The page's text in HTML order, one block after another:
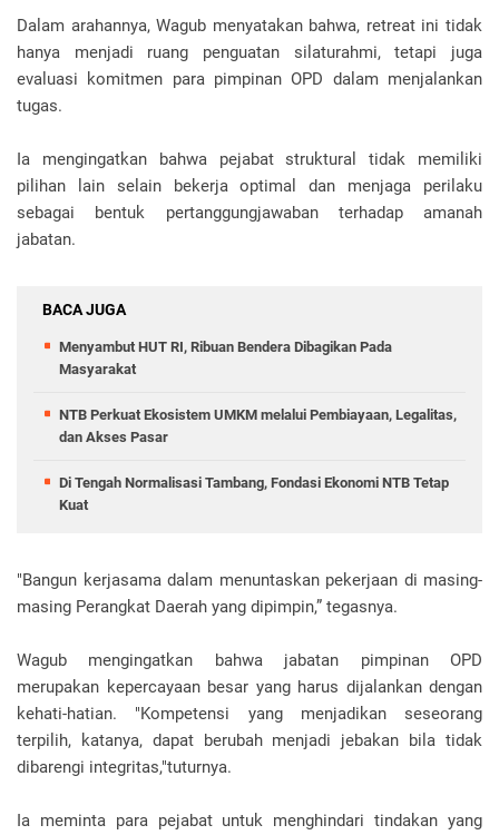
Dalam arahannya, Wagub menyatakan bahwa, retreat ini tidak
hanya menjadi ruang penguatan silaturahmi, tetapi juga
evaluasi komitmen para pimpinan OPD dalam menjalankan
tugas.
Ia mengingatkan bahwa pejabat struktural tidak memiliki
pilihan lain selain bekerja optimal dan menjaga perilaku
sebagai bentuk pertanggungjawaban terhadap amanah
jabatan.
BACA JUGA
Menyambut HUT RI, Ribuan Bendera Dibagikan Pada
Masyarakat
NTB Perkuat Ekosistem UMKM melalui Pembiayaan, Legalitas,
dan Akses Pasar
Di Tengah Normalisasi Tambang, Fondasi Ekonomi NTB Tetap
Kuat
"Bangun kerjasama dalam menuntaskan pekerjaan di masing-
masing Perangkat Daerah yang dipimpin,” tegasnya.
Wagub mengingatkan bahwa jabatan pimpinan OPD
merupakan kepercayaan besar yang harus dijalankan dengan
kehati-hatian. "Kompetensi yang menjadikan seseorang
terpilih, katanya, dapat berubah menjadi jebakan bila tidak
dibarengi integritas,"tuturnya.
Ia meminta para pejabat untuk menghindari tindakan yang